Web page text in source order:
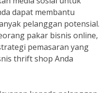
dapat membantu
pelanggan potensial.
pakar bisnis online,
pemasaran yang
thrift shop Anda